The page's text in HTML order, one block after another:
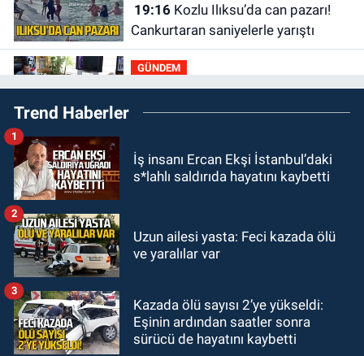
19:16Kozlu Ilıksu’da can pazarı!
Cankurtaran saniyelerle yarıştı
GÜNDEM
19:01Çaycumalılar Derneği
Başkanı Savaş Çiloğlu GMİS
17:45Kozlu Belediyespor, Tezcan
Gökmen'i kadrosuna kattı
17:39Şampiyondan GMİS'e
Zonguldak
13:39
görevinden ayrıldı.
Trend Haberler
İş insanı Ercan Ekşi İstanbul’daki
s*lahlı saldırıda hayatını kaybetti
1
Uzun ailesi yasta: Feci kazada ölü
ve yaralılar var
2
Kazada ölü sayısı 2’ye yükseldi:
Eşinin ardından saatler sonra
sürücü de hayatını kaybetti
3